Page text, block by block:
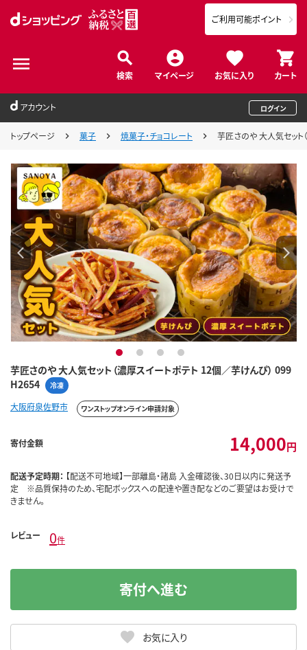
検索 マイページ お気に入り カート
ご利用可能ポイント
アカウント ログイン
トップページ 菓子 焼菓子・チョコレート 芋匠さのや 大人気セッ
芋匠さのや 大人気セット（濃厚スイートポテト 12個／芋けんぴ） 099
H2654
冷凍
1 2 3 4
大阪府泉佐野市 ワンストップオンライン申請対象
寄付金額 14,000円
配送予定時期： 【配送不可地域】一部離島・諸島 入金確認後、30日以内に発送予
定 ※品質保持のため、宅配ボックスへの配達や置き配などのご要望はお受けで
きません。
レビュー 0件
お気に入り
寄付へ進む